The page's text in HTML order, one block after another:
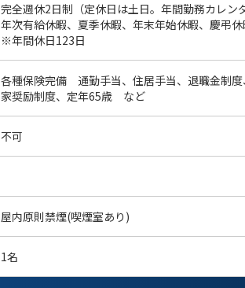
完全週休2日制（定休日は土日。年間勤務カレン
年次有給休暇、夏季休暇、年末年始休暇、慶弔
※年間休日123日
各種保険完備 通勤手当、住居手当、退職金制
家奨励制度、定年65歳 など
不可
屋内原則禁煙(喫煙室あり)
1名